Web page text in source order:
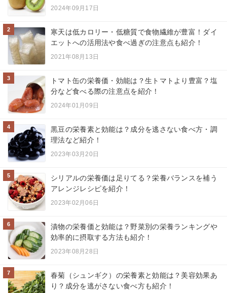
2024年09月17日
2
寒天は低カロリー・低糖質で食物繊維が豊富！ダイ
エットへの活用法や食べ過ぎの注意点も紹介！
2021年08月13日
3
トマト缶の栄養価・効能は？生トマトより豊富？塩
分など食べる際の注意点を紹介！
2024年01月09日
4
黒豆の栄養素と効能は？成分を逃さない食べ方・調
理法など紹介！
2023年03月20日
5
シリアルの栄養価は足りてる？栄養バランスを補う
アレンジレシピを紹介！
2023年02月06日
6
漬物の栄養価と効能は？野菜別の栄養ランキングや
効率的に摂取する方法も紹介！
2023年08月28日
7
春菊（シュンギク）の栄養素と効能は？美容効果あ
り？成分を逃がさない食べ方も紹介！